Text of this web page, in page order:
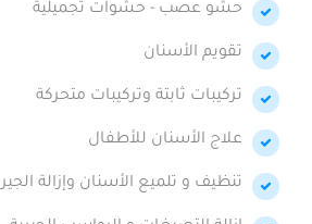
حشو عصب - حشوات تجميلية
تقويم الأسنان
تركيبات ثابتة وتركيبات متحركة
علاج الأسنان للأطفال
تنظيف و تلميع الأسنان وإزالة الجير